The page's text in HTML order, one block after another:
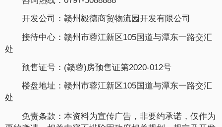
开发公司：赣州毅德商贸物流园开发有限公司
接待中心：赣州市蓉江新区105国道与潭东一路交汇
处
预售证号：(赣蓉)房预售证第2020-012号
楼盘地址：赣州市蓉江新区105国道与潭东一路交汇
处
免责条款：本资料为宣传广告，非要约承诺，仅作为